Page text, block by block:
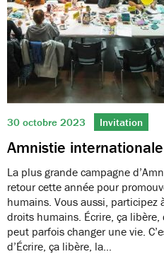
30 octobre 2023 Invitation
Amnistie
La plus grande campagne
retour cette année pour
humains. Vous aussi, participez
droits humains. Écrire, ça libère,
peut parfois changer une vie.
d’Écrire, ça libère, la…